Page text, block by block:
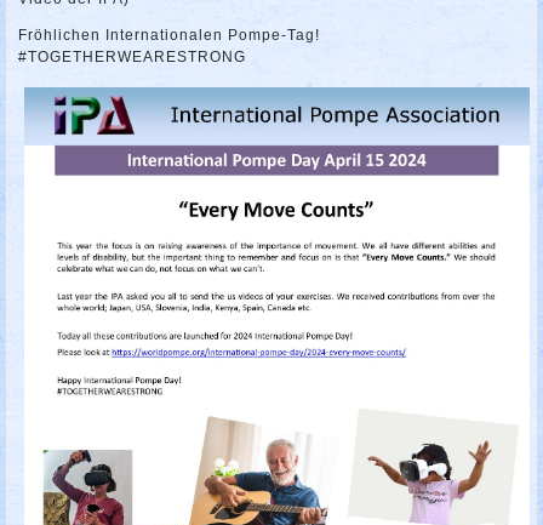
Fröhlichen Internationalen Pompe-Tag!
#TOGETHERWEARESTRONG